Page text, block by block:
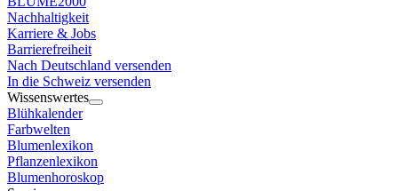
Nachhaltigkeit
Karriere & Jobs
Barrierefreiheit
Nach Deutschland versenden
In die Schweiz versenden
Wissenswertes
Blühkalender
Farbwelten
Blumenlexikon
Pflanzenlexikon
Blumenhoroskop